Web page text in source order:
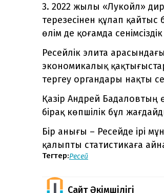
3. 2022 жылы «Лукойл»
терезесінен құлап қайтыс
өлім де қоғамда
Ресейлік элита
экономикалық
тергеу органдары нақты
Қазір Андрей Бадаловтың
бірақ көпшілік бұл
Бір анығы – Ресейде ірі
қалыпты статистикаға
Тегтер:Ресей
Сайт Әкімшілігі